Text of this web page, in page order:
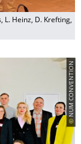
L. Heinz, D. Krefting,
© NUM CONVENTION